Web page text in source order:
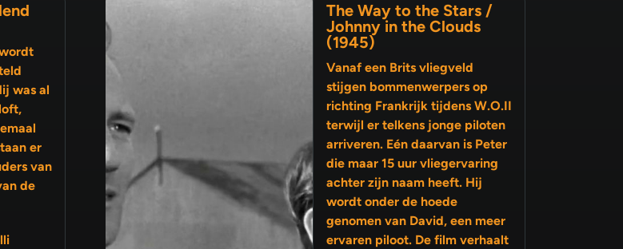
was al
er
van
The Way to the Stars /
Johnny in the Clouds
(1945)
Vanaf een Brits vliegveld
stijgen bommenwerpers op
richting Frankrijk tijdens W.O.II
terwijl er telkens jonge piloten
arriveren. Eén daarvan is Peter
die maar 15 uur vliegervaring
achter zijn naam heeft. Hij
wordt onder de hoede
genomen van David, een meer
ervaren piloot. De film verhaalt